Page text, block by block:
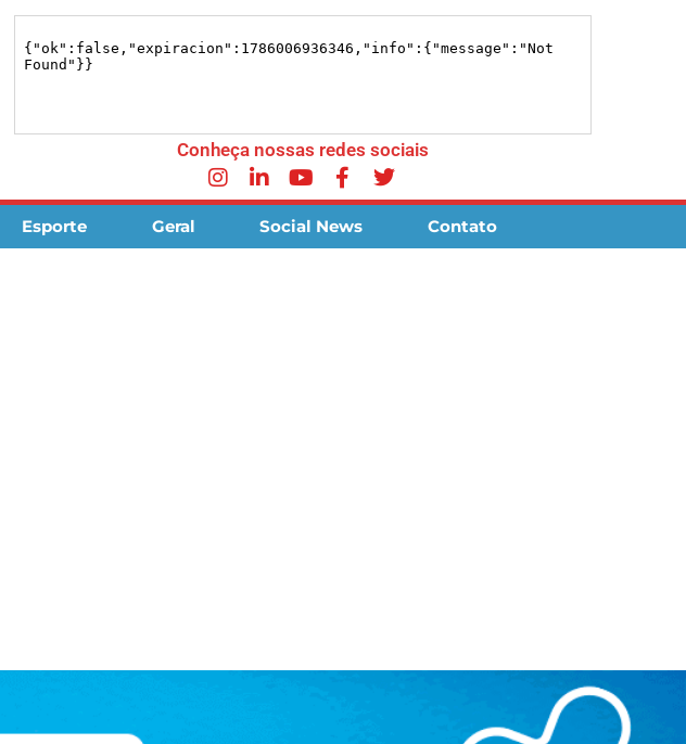
Conheça nossas redes sociais
Esporte Geral Social News Contato